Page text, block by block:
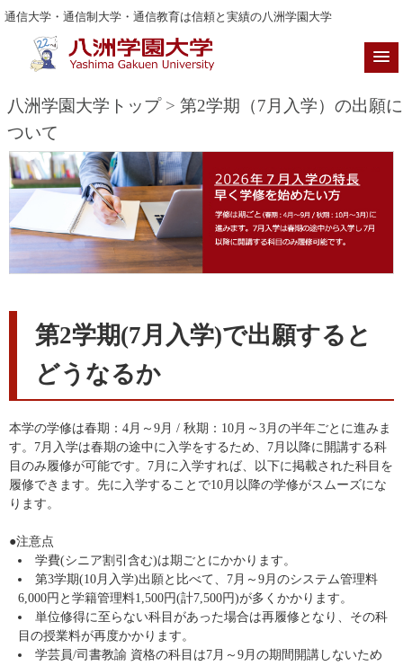
通信大学・通信制大学・通信教育は信頼と実績の八洲学園大学
八洲学園大学トップ> 第2学期（7月入学）の出願に
ついて
第2学期(7月入学)で出願すると
どうなるか
本学の学修は春期：4月～9月 / 秋期：10月～3月の半年ごとに進みま
す。7月入学は春期の途中に入学をするため、7月以降に開講する科
目のみ履修が可能です。7月に入学すれば、以下に掲載された科目を
履修できます。先に入学することで10月以降の学修がスムーズにな
ります。
●注意点
学費(シニア割引含む)は期ごとにかかります。
第3学期(10月入学)出願と比べて、7月～9月のシステム管理料
6,000円と学籍管理料1,500円(計7,500円)が多くかかります。
単位修得に至らない科目があった場合は再履修となり、その科
目の授業料が再度かかります。
学芸員/司書教諭 資格の科目は7月～9月の期間開講しないため